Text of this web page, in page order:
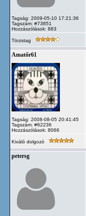
Tagság: 2009-05-10 17:21:36
Tagszám: #73851
Hozzászólások: 883
Törzstag
Amatőr61
Tagság: 2008-08-05 20:41:45
Tagszám: #62236
Hozzászólások: 8066
Kiváló dolgozó
petersg